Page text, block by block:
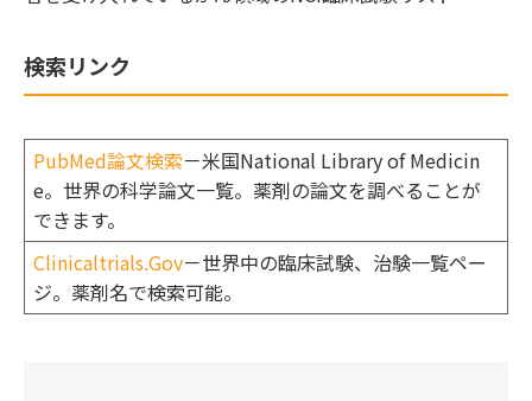
検索リンク
PubMed論文検索－米国National Library of Medicin
e。世界の科学論文一覧。薬剤の論文を調べることが
できます。
Clinicaltrials.Gov－世界中の臨床試験、治験一覧ペー
ジ。薬剤名で検索可能。